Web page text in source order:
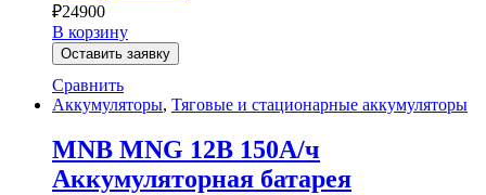
₽24900
В корзину
Оставить заявку
Сравнить
Аккумуляторы, Тяговые и стационарные аккумуляторы
MNB MNG 12В 150А/ч
Аккумуляторная батарея